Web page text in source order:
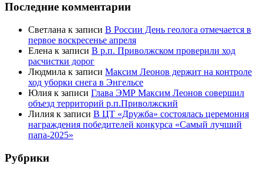
Последние комментарии
Светлана к записи В России День геолога отмечается в
первое воскресенье апреля
Елена к записи В р.п. Приволжском проверили ход
расчистки дорог
Людмила к записи Максим Леонов держит на контроле
ход уборки снега в Энгельсе
Юлия к записи Глава ЭМР Максим Леонов совершил
объезд территорий р.п.Приволжский
Лилия к записи В ЦТ «Дружба» состоялась церемония
награждения победителей конкурса «Самый лучший
папа-2025»
Рубрики